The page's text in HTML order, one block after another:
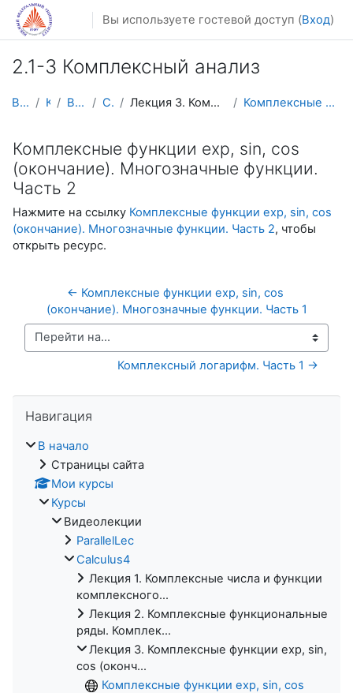
Перейти к основному содержанию
Вы используете гостевой доступ (Вход)
2.1-3 Комплексный анализ
В начало Курсы Видеолекции Calculus4 Лекция 3. Комплексные функции exp, sin, cos (оконч... Комплексные функции exp, sin, cos (окончание). Мно...
Комплексные функции exp, sin, cos
(окончание). Многозначные функции.
Часть 2
Нажмите на ссылку Комплексные функции exp, sin, cos
(окончание). Многозначные функции. Часть 2, чтобы
открыть ресурс.
← Комплексные функции exp, sin, cos
(окончание). Многозначные функции. Часть 1
Перейти на...
Комплексный логарифм. Часть 1 →
Навигация
В начало
Страницы сайта
Мои курсы
Курсы
Видеолекции
ParallelLec
Calculus4
Лекция 1. Комплексные числа и функции
комплексного...
Лекция 2. Комплексные функциональные
ряды. Комплек...
Лекция 3. Комплексные функции exp, sin,
cos (оконч...
Комплексные функции exp, sin, cos